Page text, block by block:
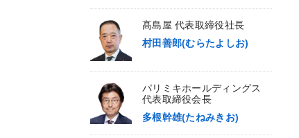
髙島屋 代表取締役社長
村田善郎(むらたよしお)
パリミキホールディングス
代表取締役会長
多根幹雄(たねみきお)